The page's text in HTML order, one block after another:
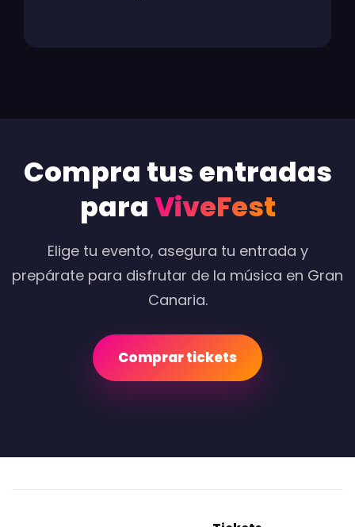
Compra tus entradas
paraViveFest
Elige tu evento, asegura tu entrada y
prepárate para disfrutar de la música en Gran
Canaria.
Comprar tickets